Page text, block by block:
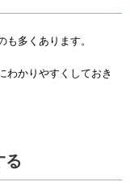
多くあります。
わかりやすくしておき
る